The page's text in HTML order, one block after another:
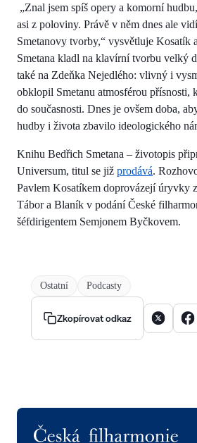
„Znal jsem spíš opery a komorní
asi z poloviny. Právě v něm dnes ale
Smetanovy tvorby,“ vysvětluje Kosatík
Smetana kladl na klavírní tvorbu velký
také na Zdeňka Nejedlého: vlivný i
obklopil Smetanu atmosférou přísnosti,
do současnosti. Dnes je ovšem doba,
hudby i života zbavilo ideologického
Knihu Bedřich Smetana – životopis
Universum, titul se již prodává.
Pavlem Kosatíkem doprovázejí úryvky
Tábor a Blaník v podání České
šéfdirigentem Semjonem Byčkovem.
Ostatní Podcasty
Zkopírovat odkaz Sdílet